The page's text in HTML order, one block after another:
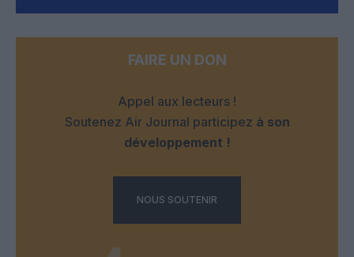
FAIRE UN DON
Appel aux lecteurs !
Soutenez Air Journal participez à son
développement !
NOUS SOUTENIR